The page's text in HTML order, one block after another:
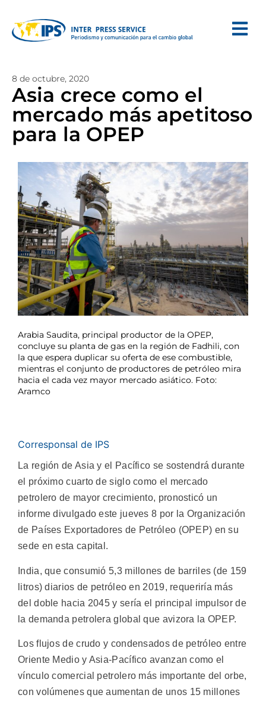
8 de octubre, 2020
Asia crece como el
mercado más apetitoso
para la OPEP
Arabia Saudita, principal productor de la OPEP,
concluye su planta de gas en la región de Fadhili, con
la que espera duplicar su oferta de ese combustible,
mientras el conjunto de productores de petróleo mira
hacia el cada vez mayor mercado asiático. Foto:
Aramco
Corresponsal de IPS
La región de Asia y el Pacífico se sostendrá durante
el próximo cuarto de siglo como el mercado
petrolero de mayor crecimiento, pronosticó un
informe divulgado este jueves 8 por la Organización
de Países Exportadores de Petróleo (OPEP) en su
sede en esta capital.
India, que consumió 5,3 millones de barriles (de 159
litros) diarios de petróleo en 2019, requeriría más
del doble hacia 2045 y sería el principal impulsor de
la demanda petrolera global que avizora la OPEP.
Los flujos de crudo y condensados de petróleo entre
Oriente Medio y Asia-Pacífico avanzan como el
vínculo comercial petrolero más importante del orbe,
con volúmenes que aumentan de unos 15 millones